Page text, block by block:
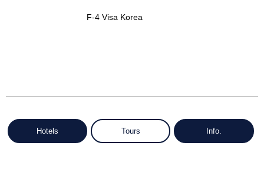
F-4 Visa Korea
Hotels Tours Info.